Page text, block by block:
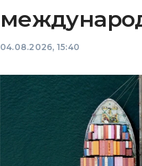
04.08.2026, 15:40